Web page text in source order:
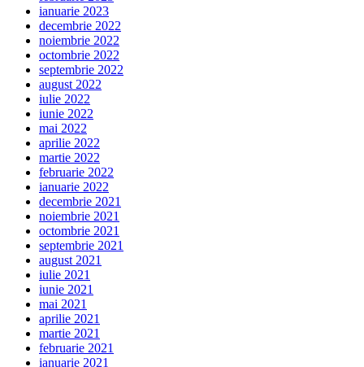
ianuarie 2023
decembrie 2022
noiembrie 2022
octombrie 2022
septembrie 2022
august 2022
iulie 2022
iunie 2022
mai 2022
aprilie 2022
martie 2022
februarie 2022
ianuarie 2022
decembrie 2021
noiembrie 2021
octombrie 2021
septembrie 2021
august 2021
iulie 2021
iunie 2021
mai 2021
aprilie 2021
martie 2021
februarie 2021
ianuarie 2021